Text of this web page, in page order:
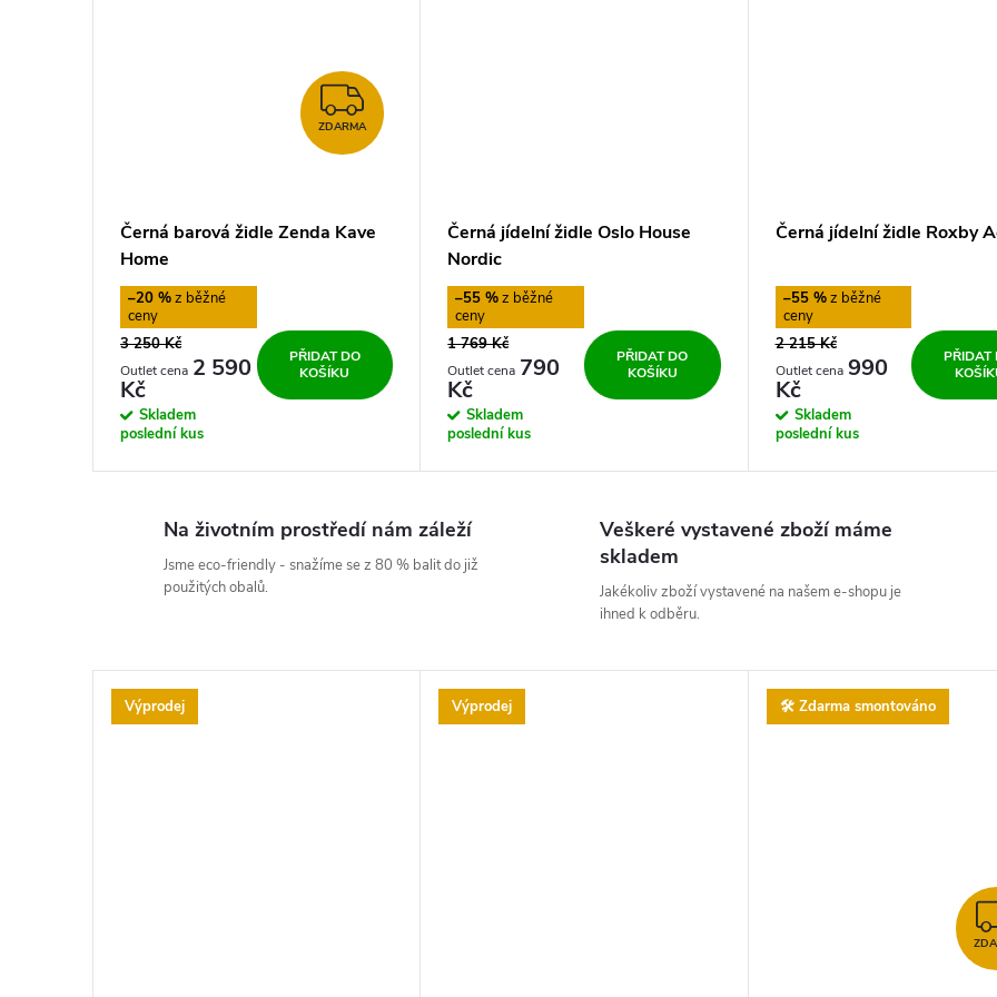
ZDARMA
ZDARMA
Černá barová židle Zenda Kave
Home
–20 %
3 250 Kč
2 590
Kč
Skladem
poslední kus
PŘIDAT DO
KOŠÍKU
Černá jídelní židle Oslo House
Nordic
–55 %
1 769 Kč
790
Kč
Skladem
poslední kus
PŘIDAT DO
KOŠÍKU
Černá jídelní židle Roxby
–55 %
2 215 Kč
990
Kč
Skladem
poslední kus
PŘIDAT
Na životním prostředí nám záleží
Jsme eco-friendly - snažíme se z 80 % balit do již
použitých obalů.
Veškeré vystavené zboží máme
skladem
Jakékoliv zboží vystavené na našem e-shopu je
ihned k odběru.
Výprodej Výprodej 🛠️ Zdarma smontováno